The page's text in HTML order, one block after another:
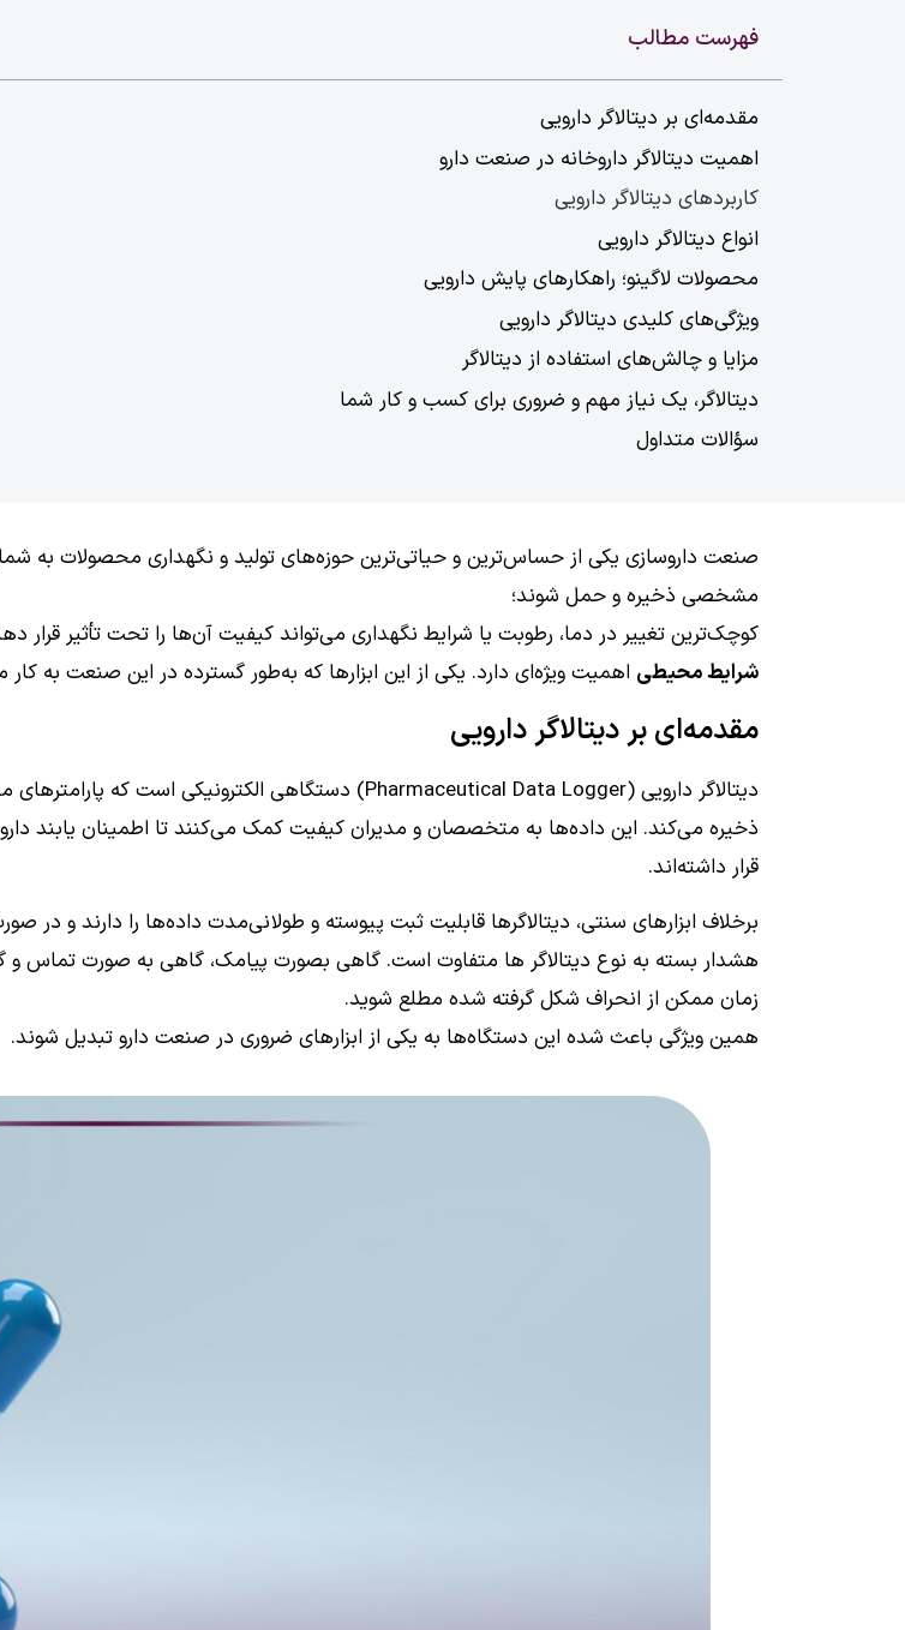
فهرست مطالب
مقدمه‌ای بر دیتالاگر دارویی
اهمیت دیتالاگر داروخانه در صنعت دارو
کاربردهای دیتالاگر دارویی
انواع دیتالاگر دارویی
محصولات لاگینو؛ راهکارهای پایش دارویی
ویژگی‌های کلیدی دیتالاگر دارویی
مزایا و چالش‌های استفاده از دیتالاگر
دیتالاگر، یک نیاز مهم و ضروری برای کسب و کار شما
سؤالات متداول
صنعت داروسازی یکی از حساس‌ترین و حیاتی‌ترین حوزه‌های تولید و نگهداری محصولات به
مشخصی ذخیره و حمل شوند؛
کوچک‌ترین تغییر در دما، رطوبت یا شرایط نگهداری می‌تواند کیفیت آن‌ها را تحت تأثیر قرار
شرایط محیطی اهمیت ویژه‌ای دارد. یکی از این ابزارها که به‌طور گسترده در این صنعت به کار
مقدمه‌ای بر دیتالاگر دارویی
دیتالاگر دارویی (Pharmaceutical Data Logger) دستگاهی الکترونیکی است که پارامترهای محیطی مانند
ذخیره می‌کند. این داده‌ها به متخصصان و مدیران کیفیت کمک می‌کنند تا اطمینان یابند
قرار داشته‌اند.
برخلاف ابزارهای سنتی، دیتالاگرها قابلیت ثبت پیوسته و طولانی‌مدت داده‌ها را دارند و در
هشدار بسته به نوع دیتالاگر ها متفاوت است. گاهی بصورت پیامک، گاهی به صورت تماس و
زمان ممکن از انحراف شکل گرفته شده مطلع شوید.
همین ویژگی باعث شده این دستگاه‌ها به یکی از ابزارهای ضروری در صنعت دارو تبدیل شوند.